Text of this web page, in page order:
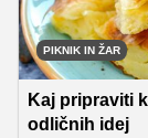
PIKNIK IN ŽAR
Kaj pripraviti
odličnih idej